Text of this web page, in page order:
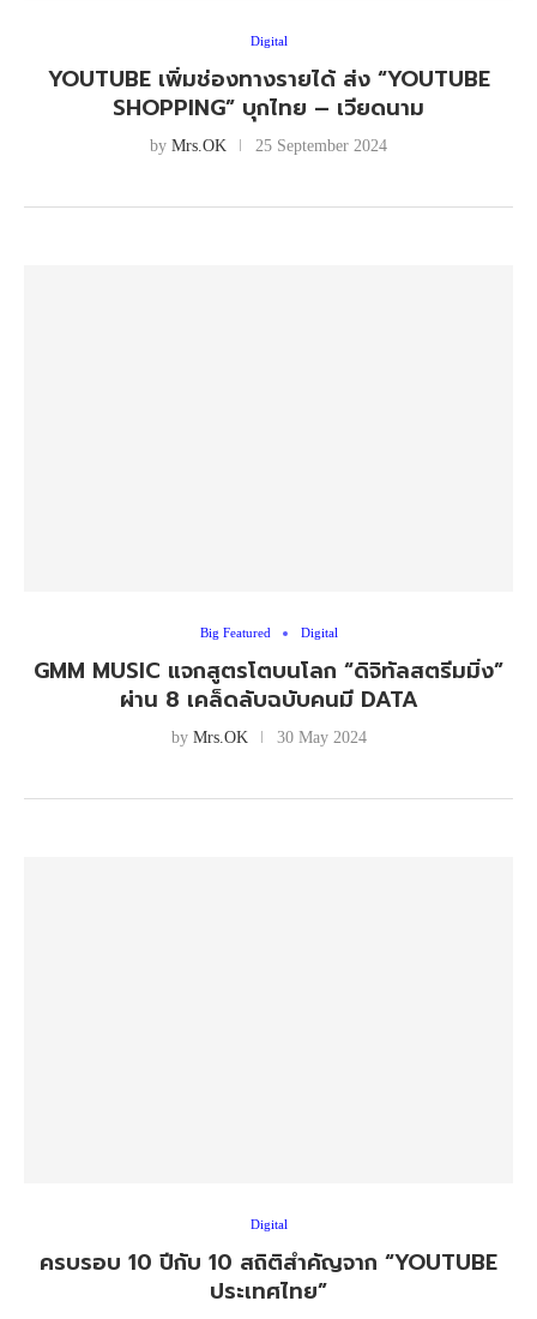
Digital
YOUTUBE เพิ่มช่องทางรายได้ ส่ง “YOUTUBE
SHOPPING” บุกไทย – เวียดนาม
by Mrs.OK 25 September 2024
Big Featured Digital
GMM MUSIC แจกสูตรโตบนโลก “ดิจิทัลสตรีมมิ่ง”
ผ่าน 8 เคล็ดลับฉบับคนมี DATA
by Mrs.OK 30 May 2024
Digital
ครบรอบ 10 ปีกับ 10 สถิติสำคัญจาก “YOUTUBE
ประเทศไทย”